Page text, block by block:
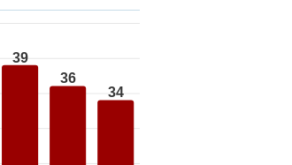
39
36
34